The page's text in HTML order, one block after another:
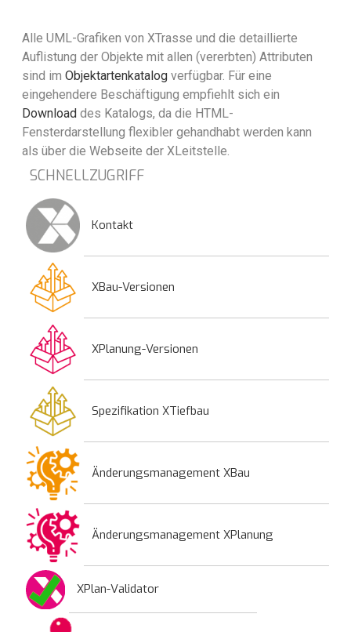
Alle UML-Grafiken von XTrasse und die detaillierte
Auflistung der Objekte mit allen (vererbten) Attributen
sind im Objektartenkatalog verfügbar. Für eine
eingehendere Beschäftigung empfiehlt sich ein
Download des Katalogs, da die HTML-
Fensterdarstellung flexibler gehandhabt werden kann
als über die Webseite der XLeitstelle.
SCHNELLZUGRIFF
Kontakt
XBau-Versionen
XPlanung-Versionen
Spezifikation XTiefbau
Änderungsmanagement XBau
Änderungsmanagement XPlanung
XPlan-Validator